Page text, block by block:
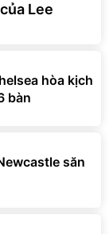
Lee
hòa kịch
bàn
săn